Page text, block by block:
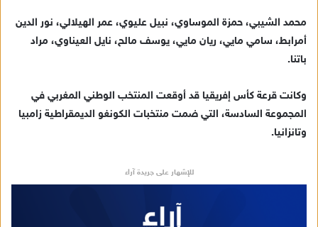
محمد الشيبي، حمزة الموساوي، نبيل عليوي، عمر الهيلالي، نور الدين
أمرابط، سامي مايي، ريان مايي، يوسف مالح، نايل العيناوي، مراد
باتنا.
وكانت قرعة كأس إفريقيا قد أوقعت المنتخب الوطني المغربي في
المجموعة السادسة، التي ضمت منتخبات الكونغو الديمقراطية زامبيا
وتانزانيا.
للإشهار على جريدة آراء